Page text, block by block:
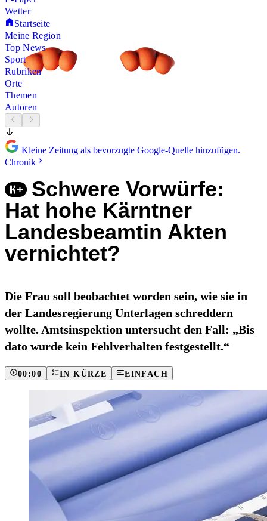
Wetter
Startseite
Meine Region
Top News
Sport
Rubriken
Orte
Themen
Autoren
Kleine Zeitung als bevorzugte Google-Quelle hinzufügen.
Chronik
Schwere Vorwürfe:
Hat hohe Kärntner
Landesbeamtin Akten
vernichtet?
Die Frau soll beobachtet worden sein, wie sie in
der Landesregierung Unterlagen schreddern
wollte. Amtsinspektion untersucht den Fall: „Bis
dato wurde kein Fehlverhalten festgestellt.“
00:00 IN KÜRZE EINFACH